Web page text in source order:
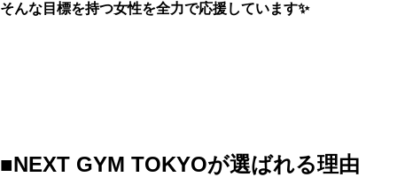
そんな目標を持つ女性を全力で応援しています✨
■NEXT GYM TOKYOが選ばれる理由